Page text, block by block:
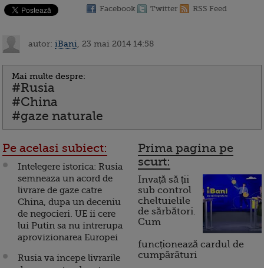
Facebook Twitter RSS Feed
autor: iBani , 23 mai 2014 14:58
Mai multe despre:
#Rusia
#China
#gaze naturale
Pe acelasi subiect:
Intelegere istorica: Rusia
semneaza un acord de
livrare de gaze catre
China, dupa un deceniu
de negocieri. UE ii cere
lui Putin sa nu intrerupa
aprovizionarea Europei
Rusia va incepe livrarile
Prima pagina pe
scurt:
Invață să ții
sub control
cheltuielile
de sărbători.
Cum
funcționează cardul de
cumpărături